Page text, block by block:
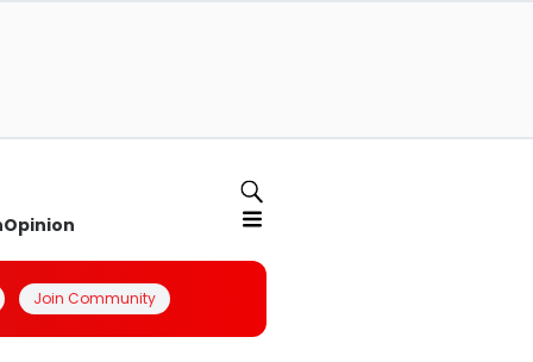
Opinion
Join Community